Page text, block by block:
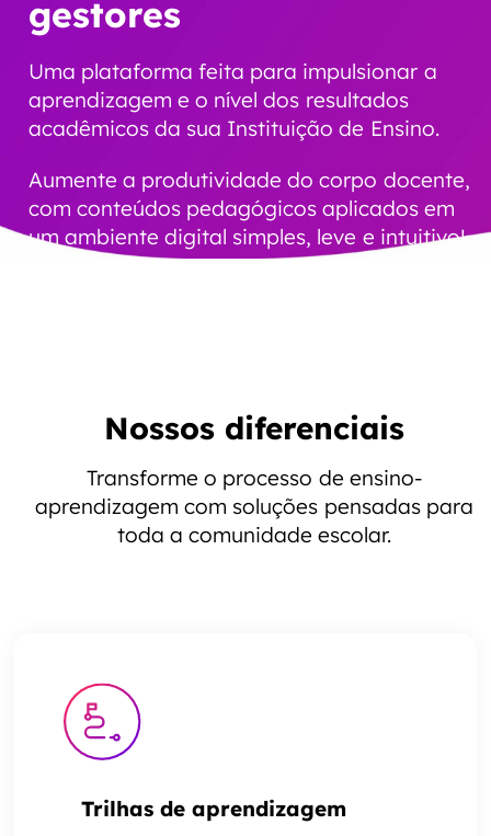
gestores
Uma plataforma feita para impulsionar a
aprendizagem e o nível dos resultados
acadêmicos da sua Instituição de Ensino.
Aumente a produtividade do corpo docente,
com conteúdos pedagógicos aplicados em
um ambiente digital simples, leve e intuitivo!
Nossos diferenciais
Transforme o processo de ensino-
aprendizagem com soluções pensadas para
toda a comunidade escolar.
Trilhas de aprendizagem